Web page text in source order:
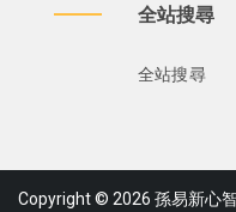
全站搜尋
全站搜尋
Copyright © 2026 孫易新心